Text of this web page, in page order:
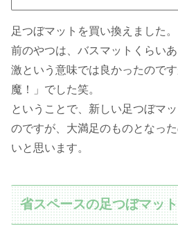
足つぼマットを買い換えました。
前のやつは、バスマットくらい
激という意味では良かったので
魔！」でした笑。
ということで、新しい足つぼマ
のですが、大満足のものとなっ
いと思います。
省スペースの足つぼマット